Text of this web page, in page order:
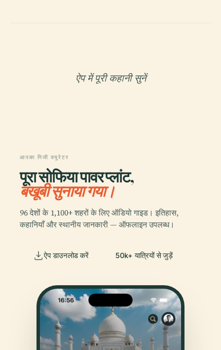
ऐप में पूरी कहानी सुनें
आपका निजी क्यूरेटर
पूरा सोफिया पावर प्लांट,
बखूबी सुनाया गया।
96 देशों के 1,100+ शहरों के लिए ऑडियो गाइड। इतिहास,
कहानियाँ और स्थानीय जानकारी — ऑफलाइन उपलब्ध।
ऐप डाउनलोड करें 50k+ यात्रियों से जुड़ें